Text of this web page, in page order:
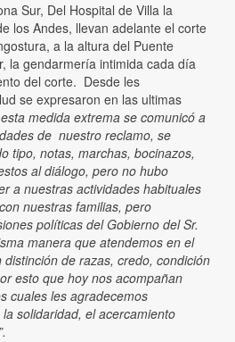
Sur, Del Hospital de Villa la
los Andes, llevan adelante el corte
a la altura del Puente
la gendarmería intimida cada día
del corte. Desde les
se expresaron en las ultimas
medida extrema se comunicó a
de nuestro reclamo, se
tipo, notas, marchas, bocinazos,
al diálogo, pero no hubo
a nuestras actividades habituales
nuestras familias, pero
políticas del Gobierno del Sr.
manera que atendemos en el
de razas, credo, condición
esto que hoy nos acompañan
cuales les agradecemos
solidaridad, el acercamiento